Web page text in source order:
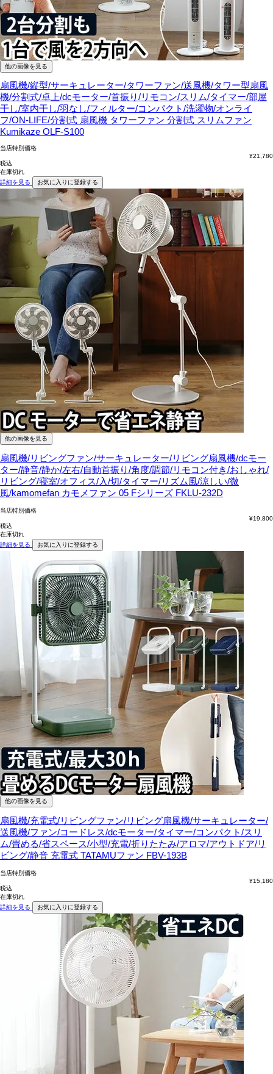
他の画像を見る
扇風機/縦型/サーキュレーター/タワーファン/送風機/タワー型扇風
機/分割式/卓上/dcモーター/首振り/リモコン/スリム/タイマー/部屋
干し/室内干し/羽なし/フィルター/コンパクト/洗濯物/オンライ
フ/ON-LIFE/分割式 扇風機 タワーファン 分割式 スリムファン
Kumikaze OLF-S100
当店特別価格
¥21,780
税込
在庫切れ
詳細を見る
お気に入りに登録する
他の画像を見る
扇風機/リビングファン/サーキュレーター/リビング扇風機/dcモー
ター/静音/静か/左右/自動首振り/角度/調節/リモコン付き/おしゃれ/
リビング/寝室/オフィス/入/切/タイマー/リズム風/涼しい/微
風/kamomefan カモメファン 05 Fシリーズ FKLU-232D
当店特別価格
¥19,800
税込
在庫切れ
詳細を見る
お気に入りに登録する
他の画像を見る
扇風機/充電式/リビングファン/リビング扇風機/サーキュレーター/
送風機/ファン/コードレス/dcモーター/タイマー/コンパクト/スリ
ム/畳める/省スペース/小型/充電/折りたたみ/アロマ/アウトドア/リ
ビング/静音 充電式 TATAMUファン FBV-193B
当店特別価格
¥15,180
税込
在庫切れ
詳細を見る
お気に入りに登録する